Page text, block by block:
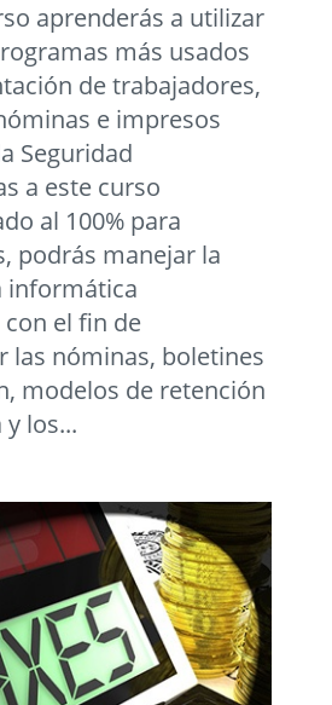
aprenderás a utilizar
más usados
de trabajadores,
e impresos
Seguridad
a este curso
al 100% para
podrás manejar la
informática
el fin de
las nóminas, boletines
modelos de retención
los...